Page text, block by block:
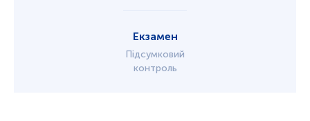
Екзамен
Підсумковий
контроль